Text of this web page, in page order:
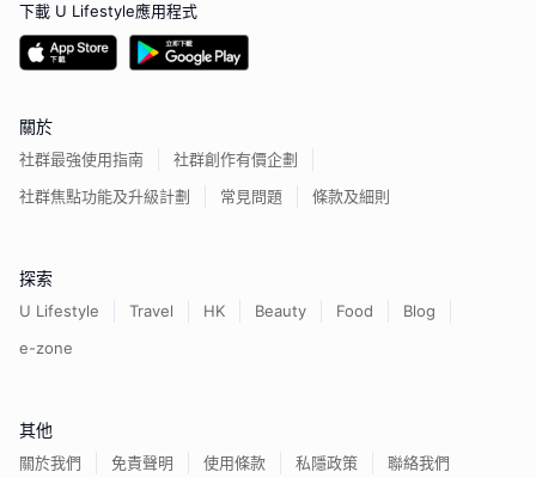
下載 U Lifestyle應用程式
關於
社群最強使用指南
社群創作有價企劃
社群焦點功能及升級計劃
常見問題 條款及細則
探索
U Lifestyle Travel HK Beauty Food
Blog
e-zone
其他
關於我們 免責聲明 使用條款 私隱政策 聯絡我們